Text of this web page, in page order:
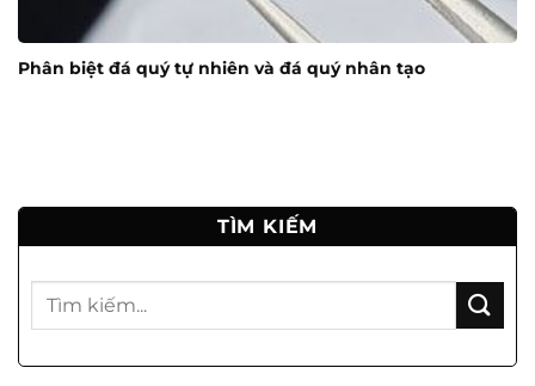
Phân biệt đá quý tự nhiên và đá quý nhân tạo
TÌM KIẾM